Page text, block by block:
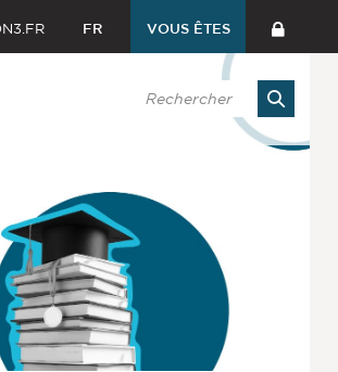
FR VOUS ÊTES